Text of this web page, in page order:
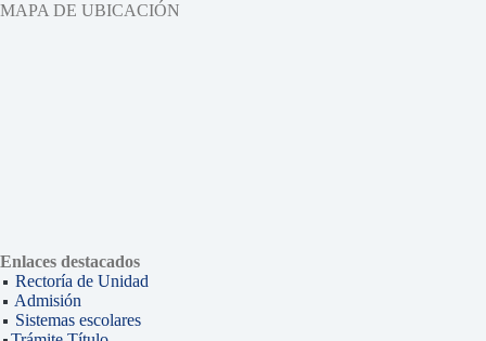
MAPA DE UBICACIÓN
Enlaces destacados
Rectoría de Unidad
Admisión
Sistemas escolares